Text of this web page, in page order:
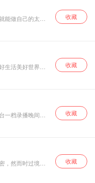
能做自己的太
博@如沐与清
收藏
活美好世界，
收藏
档录播晚间心
，用发光的文字
开关，加上动人
收藏
，然而时过境
属于自己的那片
收藏